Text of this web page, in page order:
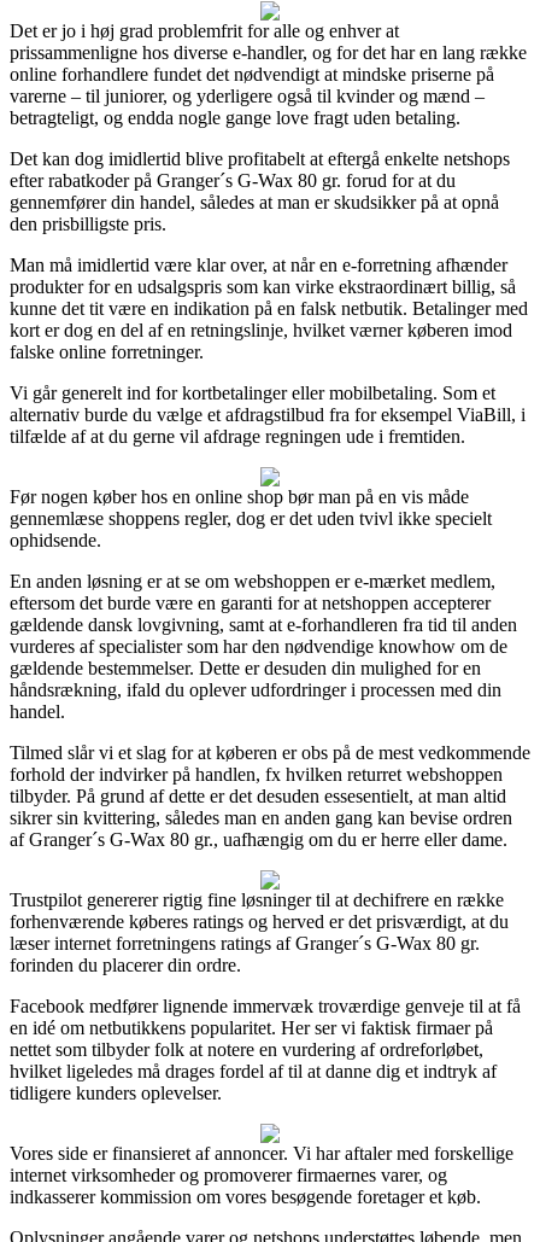
Det er jo i høj grad problemfrit for alle og enhver at
prissammenligne hos diverse e-handler, og for det har en lang række
online forhandlere fundet det nødvendigt at mindske priserne på
varerne – til juniorer, og yderligere også til kvinder og mænd –
betragteligt, og endda nogle gange love fragt uden betaling.
Det kan dog imidlertid blive profitabelt at eftergå enkelte netshops
efter rabatkoder på Granger´s G-Wax 80 gr. forud for at du
gennemfører din handel, således at man er skudsikker på at opnå
den prisbilligste pris.
Man må imidlertid være klar over, at når en e-forretning afhænder
produkter for en udsalgspris som kan virke ekstraordinært billig, så
kunne det tit være en indikation på en falsk netbutik. Betalinger med
kort er dog en del af en retningslinje, hvilket værner køberen imod
falske online forretninger.
Vi går generelt ind for kortbetalinger eller mobilbetaling. Som et
alternativ burde du vælge et afdragstilbud fra for eksempel ViaBill, i
tilfælde af at du gerne vil afdrage regningen ude i fremtiden.
Før nogen køber hos en online shop bør man på en vis måde
gennemlæse shoppens regler, dog er det uden tvivl ikke specielt
ophidsende.
En anden løsning er at se om webshoppen er e-mærket medlem,
eftersom det burde være en garanti for at netshoppen accepterer
gældende dansk lovgivning, samt at e-forhandleren fra tid til anden
vurderes af specialister som har den nødvendige knowhow om de
gældende bestemmelser. Dette er desuden din mulighed for en
håndsrækning, ifald du oplever udfordringer i processen med din
handel.
Tilmed slår vi et slag for at køberen er obs på de mest vedkommende
forhold der indvirker på handlen, fx hvilken returret webshoppen
tilbyder. På grund af dette er det desuden essesentielt, at man altid
sikrer sin kvittering, således man en anden gang kan bevise ordren
af Granger´s G-Wax 80 gr., uafhængig om du er herre eller dame.
Trustpilot genererer rigtig fine løsninger til at dechifrere en række
forhenværende køberes ratings og herved er det prisværdigt, at du
læser internet forretningens ratings af Granger´s G-Wax 80 gr.
forinden du placerer din ordre.
Facebook medfører lignende immervæk troværdige genveje til at få
en idé om netbutikkens popularitet. Her ser vi faktisk firmaer på
nettet som tilbyder folk at notere en vurdering af ordreforløbet,
hvilket ligeledes må drages fordel af til at danne dig et indtryk af
tidligere kunders oplevelser.
Vores side er finansieret af annoncer. Vi har aftaler med forskellige
internet virksomheder og promoverer firmaernes varer, og
indkasserer kommission om vores besøgende foretager et køb.
Oplysninger angående varer og netshops understøttes løbende, men